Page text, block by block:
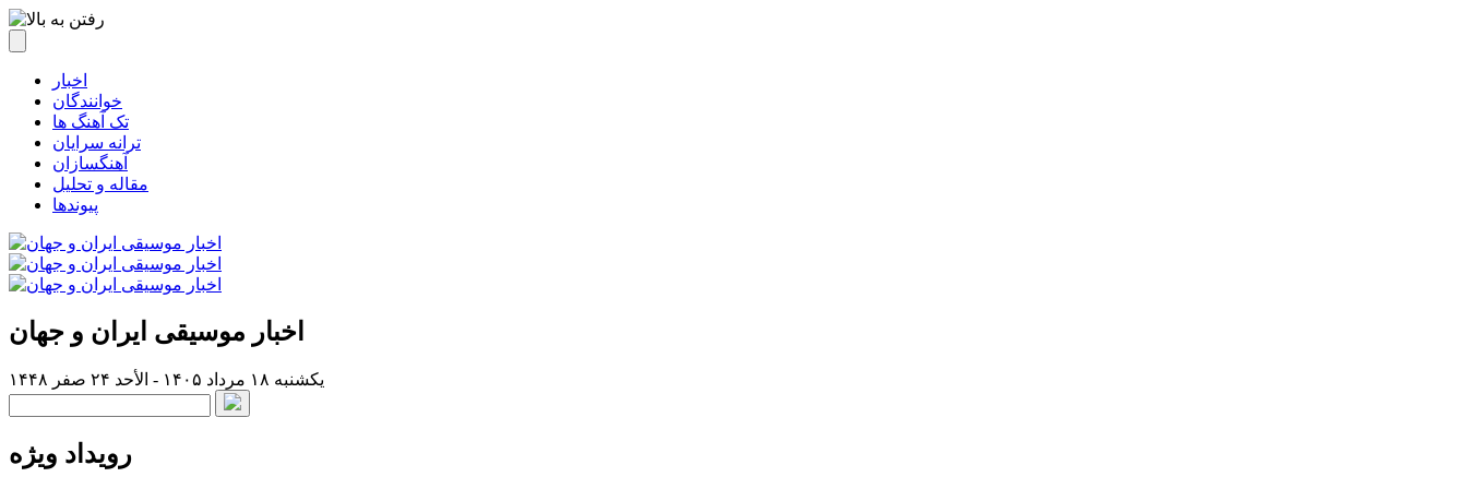
اخبار
خوانندگان
تک آهنگ ها
ترانه سرایان
آهنگسازان
مقاله و تحلیل
پیوندها
اخبار موسیقی ایران و جهان
یکشنبه ۱۸ مرداد ۱۴۰۵ - الأحد ۲۴ صفر ۱۴۴۸
رویداد ویژه